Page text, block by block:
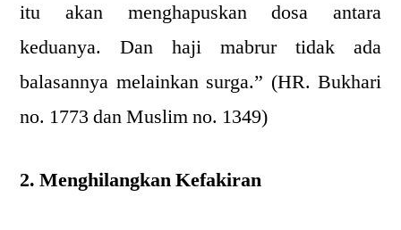
itu akan menghapuskan dosa antara
keduanya. Dan haji mabrur tidak ada
balasannya melainkan surga.” (HR. Bukhari
no. 1773 dan Muslim no. 1349)
2. Menghilangkan Kefakiran